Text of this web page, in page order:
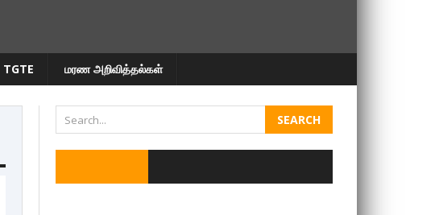
TGTE மரண அறிவித்தல்கள்